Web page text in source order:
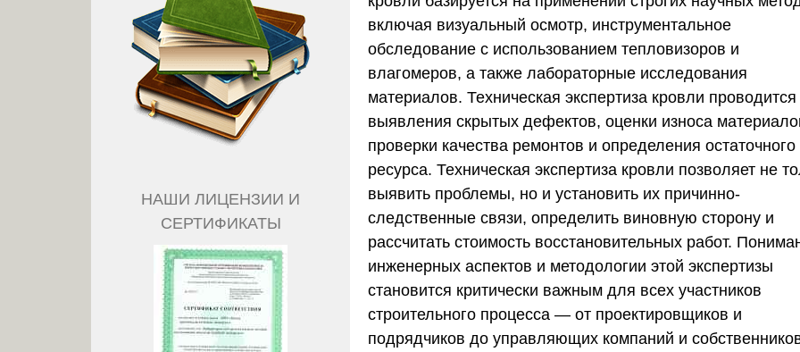
включая визуальный осмотр, инструментальное
обследование с использованием тепловизоров и
влагомеров, а также лабораторные исследования
материалов. Техническая экспертиза кровли
выявления скрытых дефектов, оценки износа
проверки качества ремонтов и определения остаточного
ресурса. Техническая экспертиза кровли позволяет не
выявить проблемы, но и установить их причинно-
следственные связи, определить виновную сторону и
рассчитать стоимость восстановительных работ.
инженерных аспектов и методологии этой экспертизы
становится критически важным для всех участников
строительного процесса — от проектировщиков и
подрядчиков до управляющих компаний и
НАШИ ЛИЦЕНЗИИ И
СЕРТИФИКАТЫ